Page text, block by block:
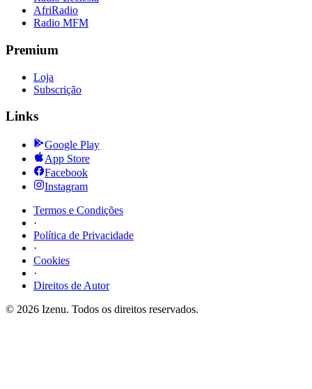
AfriRadio
Radio MFM
Premium
Loja
Subscrição
Links
Google Play
App Store
Facebook
Instagram
Termos e Condições
·
Política de Privacidade
·
Cookies
·
Direitos de Autor
© 2026 Izenu. Todos os direitos reservados.